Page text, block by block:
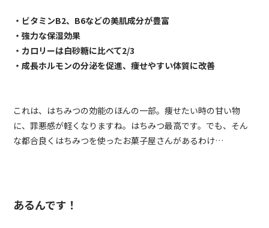
・ビタミンB2、B6などの美肌成分が豊富
・強力な保湿効果
・カロリーは白砂糖に比べて2/3
・成長ホルモンの分泌を促進、痩せやすい体質に改善
これは、はちみつの効能のほんの一部。痩せたい時の甘い物
に、罪悪感が軽くなりますね。はちみつ最高です。でも、そん
な都合良くはちみつを使ったお菓子屋さんがあるわけ…
あるんです！